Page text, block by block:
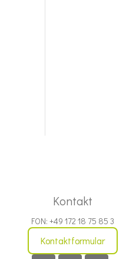
Kontakt
FON: +49 172 18 75 85 3
Kontaktformular